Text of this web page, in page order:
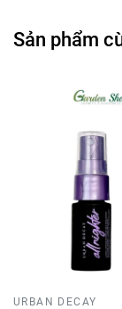
lớp màng
Xịt phun
gần 90
Sản phẩm
URBAN DECAY